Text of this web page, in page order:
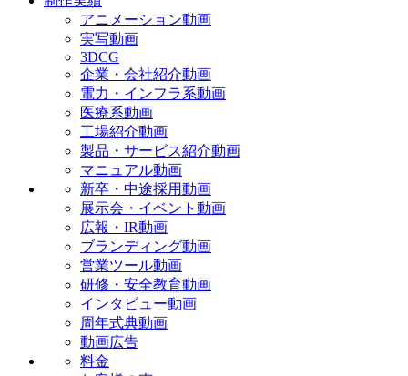
アニメーション動画
実写動画
3DCG
企業・会社紹介動画
電力・インフラ系動画
医療系動画
工場紹介動画
製品・サービス紹介動画
マニュアル動画
新卒・中途採用動画
展示会・イベント動画
広報・IR動画
ブランディング動画
営業ツール動画
研修・安全教育動画
インタビュー動画
周年式典動画
動画広告
料金